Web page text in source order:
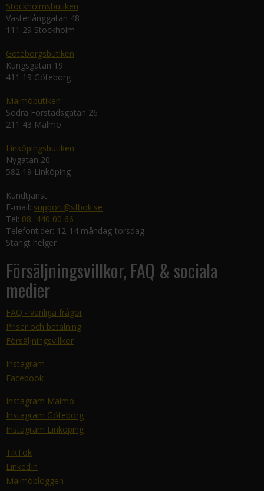
Stockholmsbutiken
Västerlånggatan 48
111 29 Stockholm
Göteborgsbutiken
Kungsgatan 19
411 19 Göteborg
Malmöbutiken
Södra Förstadsgatan 26
211 43 Malmö
Linköpingsbutiken
Nygatan 20
582 19 Linköping
Kundtjänst
E-mail: support@sfbok.se
Tel: 08–440 00 66
Telefontider: 12-14 måndag-torsdag
Stängt helger
Försäljningsvillkor, FAQ & sociala
medier
FAQ - vanliga frågor
Priser och betalning
Försäljningsvillkor
Instagram
Facebook
Instagram Malmö
Instagram Göteborg
Instagram Linköping
TikTok
LinkedIn
Malmöbloggen